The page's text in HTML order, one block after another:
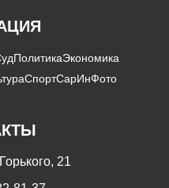
ПолитикаЭкономика
СпортСарИнФото
21